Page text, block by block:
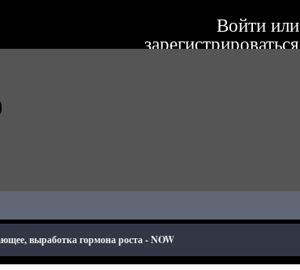
Войти или
зарегистрироваться
выработка гормона роста - NOW